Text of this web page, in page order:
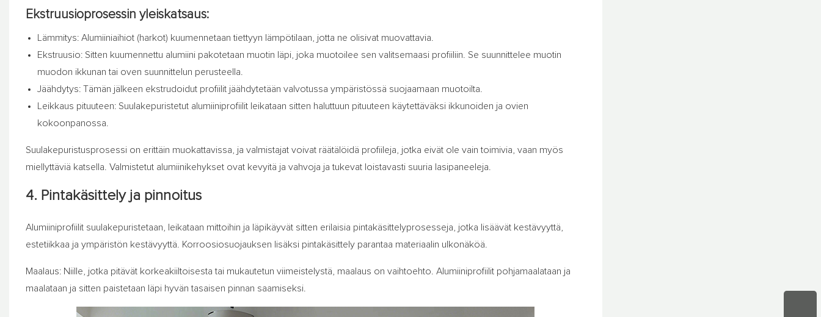
Ekstruusioprosessin yleiskatsaus:
Lämmitys: Alumiiniaihiot (harkot) kuumennetaan tiettyyn lämpötilaan, jotta ne olisivat muovattavia.
Ekstruusio: Sitten kuumennettu alumiini pakotetaan muotin läpi, joka muotoilee sen valitsemaasi profiiliin. Se suunnittelee muotin
muodon ikkunan tai oven suunnittelun perusteella.
Jäähdytys: Tämän jälkeen ekstrudoidut profiilit jäähdytetään valvotussa ympäristössä suojaamaan muotoilta.
Leikkaus pituuteen: Suulakepuristetut alumiiniprofiilit leikataan sitten haluttuun pituuteen käytettäväksi ikkunoiden ja ovien
kokoonpanossa.
Suulakepuristusprosessi on erittäin muokattavissa, ja valmistajat voivat räätälöidä profiileja, jotka eivät ole vain toimivia, vaan myös
miellyttäviä katsella. Valmistetut alumiinikehykset ovat kevyitä ja vahvoja ja tukevat loistavasti suuria lasipaneeleja.
4. Pintakäsittely ja pinnoitus
Alumiiniprofiilit suulakepuristetaan, leikataan mittoihin ja läpikäyvät sitten erilaisia ​​pintakäsittelyprosesseja, jotka lisäävät kestävyyttä,
estetiikkaa ja ympäristön kestävyyttä. Korroosiosuojauksen lisäksi pintakäsittely parantaa materiaalin ulkonäköä.
Maalaus: Niille, jotka pitävät korkeakiiltoisesta tai mukautetun viimeistelystä, maalaus on vaihtoehto. Alumiiniprofiilit pohjamaalataan ja
maalataan ja sitten paistetaan läpi hyvän tasaisen pinnan saamiseksi.